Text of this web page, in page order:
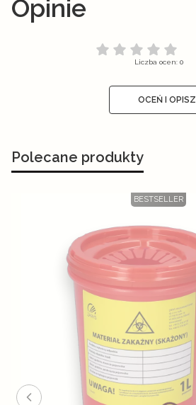
Opinie
Liczba ocen: 0
OCEŃ I OPISZ
Polecane produkty
BESTSELLER